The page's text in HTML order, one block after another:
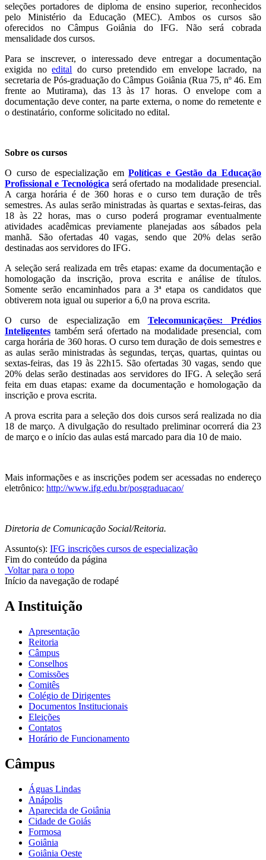
seleções portadores de diploma de ensino superior, reconhecidos
pelo Ministério da Educação (MEC). Ambos os cursos são
oferecidos no Câmpus Goiânia do IFG. Não será cobrada
mensalidade dos cursos.
Para se inscrever, o interessado deve entregar a documentação
exigida noedital do curso pretendido em envelope lacrado, na
secretaria de Pós-graduação do Câmpus Goiânia (Rua 75, nº 46. Em
frente ao Mutirama), das 13 às 17 horas. O envelope com a
documentação deve conter, na parte externa, o nome do remetente e
o destinatário, conforme solicitado no edital.
Sobre os cursos
O curso de especialização emPolíticas e Gestão da Educação
Profissional e Tecnológicaserá ofertado na modalidade presencial.
A carga horária é de 360 horas e o curso tem duração de três
semestres. As aulas serão ministradas às quartas e sextas-feiras, das
18 às 22 horas, mas o curso poderá programar eventualmente
atividades acadêmicas previamente planejadas aos sábados pela
manhã. São ofertadas 40 vagas, sendo que 20% delas serão
destinadas aos servidores do IFG.
A seleção será realizada em três etapas: exame da documentação e
homologação da inscrição, prova escrita e análise de títulos.
Somente serão encaminhados para a 3ª etapa os candidatos que
obtiverem nota igual ou superior a 6,0 na prova escrita.
O curso de especialização em Telecomunicações: Prédios
Inteligentes também será ofertado na modalidade presencial, com
carga horária de 360 horas. O curso tem duração de dois semestres e
as aulas serão ministradas às segundas, terças, quartas, quintas ou
sextas-feiras, das 19 às 22h15. São ofertadas 30 vagas, sendo que
20% delas serão destinadas aos servidores do IFG. A seleção será
feita em duas etapas: exame da documentação e homologação da
inscrição e prova escrita.
A prova escrita para a seleção dos dois cursos será realizada no dia
18 de março. A divulgação do resultado preliminar ocorrerá dia 23
de março e o início das aulas está marcado para dia 10 de maio.
Mais informações e as inscrições podem ser acessadas no endereço
eletrônico: http://www.ifg.edu.br/posgraduacao/
Diretoria de Comunicação Social/Reitoria.
Assunto(s): IFG inscrições cursos de especialização
Fim do conteúdo da página
Voltar para o topo
Início da navegação de rodapé
A Instituição
Apresentação
Reitoria
Câmpus
Conselhos
Comissões
Comitês
Colégio de Dirigentes
Documentos Institucionais
Eleições
Contatos
Horário de Funcionamento
Câmpus
Águas Lindas
Anápolis
Aparecida de Goiânia
Cidade de Goiás
Formosa
Goiânia
Goiânia Oeste